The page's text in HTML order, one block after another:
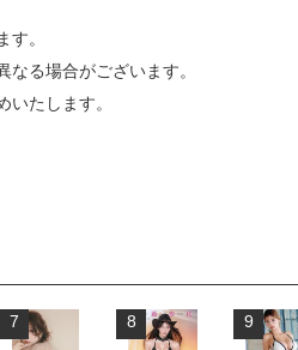
。
る場合がございます。
たします。
7 8 9